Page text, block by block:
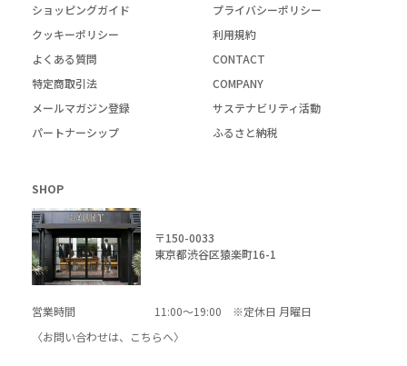
ショッピングガイド
プライバシーポリシー
クッキーポリシー
利用規約
よくある質問
CONTACT
特定商取引法
COMPANY
メールマガジン登録
サステナビリティ活動
パートナーシップ
ふるさと納税
SHOP
〒150-0033
東京都渋谷区猿楽町16-1
営業時間
11:00～19:00 ※定休日 月曜日
〈お問い合わせは、
こちらへ〉